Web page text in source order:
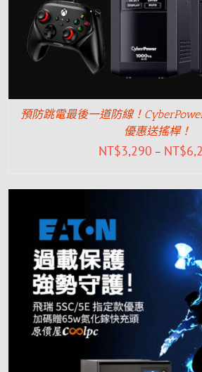
預防跳電最後一道防線！
優惠送搖桿！
NT$3,290 – NT$